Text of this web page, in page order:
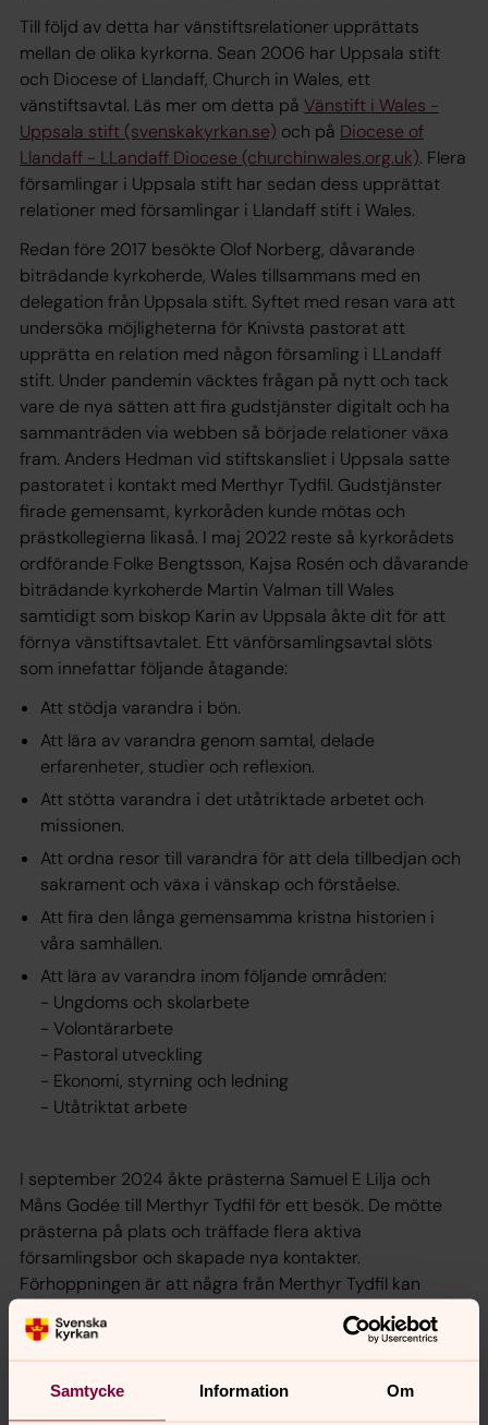
Samtycke Information Om
Till följd av detta har vänstiftsrelationer upprättats
mellan de olika kyrkorna. Sean 2006 har Uppsala stift
och Diocese of Llandaff, Church in Wales, ett
vänstiftsavtal. Läs mer om detta på Vänstift i Wales -
Uppsala stift (svenskakyrkan.se) och på Diocese of
Llandaff - LLandaff Diocese (churchinwales.org.uk). Flera
församlingar i Uppsala stift har sedan dess upprättat
relationer med församlingar i Llandaff stift i Wales.
Redan före 2017 besökte Olof Norberg, dåvarande
biträdande kyrkoherde, Wales tillsammans med en
delegation från Uppsala stift. Syftet med resan vara att
undersöka möjligheterna för Knivsta pastorat att
upprätta en relation med någon församling i LLandaff
stift. Under pandemin väcktes frågan på nytt och tack
vare de nya sätten att fira gudstjänster digitalt och ha
sammanträden via webben så började relationer växa
fram. Anders Hedman vid stiftskansliet i Uppsala satte
pastoratet i kontakt med Merthyr Tydfil. Gudstjänster
firade gemensamt, kyrkoråden kunde mötas och
prästkollegierna likaså. I maj 2022 reste så kyrkorådets
ordförande Folke Bengtsson, Kajsa Rosén och dåvarande
biträdande kyrkoherde Martin Valman till Wales
samtidigt som biskop Karin av Uppsala åkte dit för att
förnya vänstiftsavtalet. Ett vänförsamlingsavtal slöts
som innefattar följande åtagande:
Att stödja varandra i bön.
Att lära av varandra genom samtal, delade
erfarenheter, studier och reflexion.
Att stötta varandra i det utåtriktade arbetet och
missionen.
Att ordna resor till varandra för att dela tillbedjan och
sakrament och växa i vänskap och förståelse.
Att fira den långa gemensamma kristna historien i
våra samhällen.
Att lära av varandra inom följande områden:
- Ungdoms och skolarbete
- Volontärarbete
- Pastoral utveckling
- Ekonomi, styrning och ledning
- Utåtriktat arbete
I september 2024 åkte prästerna Samuel E Lilja och
Måns Godée till Merthyr Tydfil för ett besök. De mötte
prästerna på plats och träffade flera aktiva
församlingsbor och skapade nya kontakter.
Förhoppningen är att några från Merthyr Tydfil kan
Liksom i Svenska kyrkan arbetar många församlingar